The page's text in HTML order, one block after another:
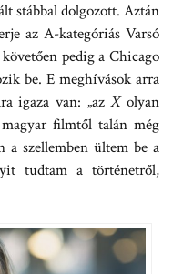
stábbal dolgozott. Aztán
az A-kategóriás Varsó
pedig a Chicago
be. E meghívások arra
igaza van: „azXolyan
filmtől talán még
a szellemben ültem be a
tudtam a történetről,